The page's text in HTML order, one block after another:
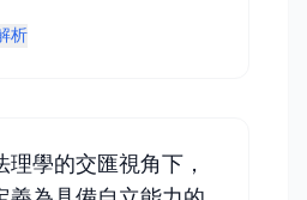
析
理學的交匯視角下，